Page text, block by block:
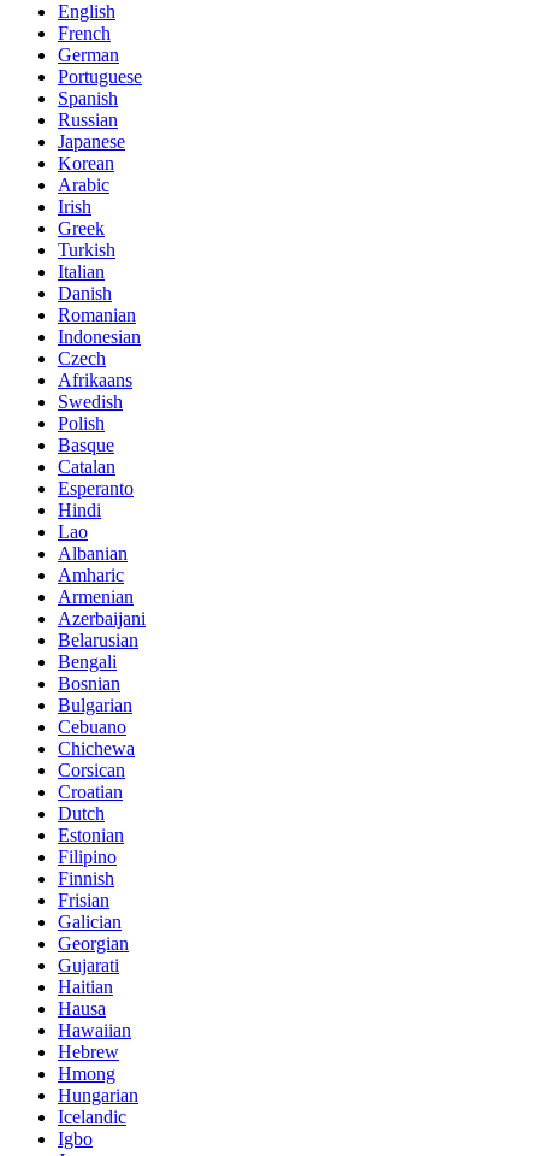
English
French
German
Portuguese
Spanish
Russian
Japanese
Korean
Arabic
Irish
Greek
Turkish
Italian
Danish
Romanian
Indonesian
Czech
Afrikaans
Swedish
Polish
Basque
Catalan
Esperanto
Hindi
Lao
Albanian
Amharic
Armenian
Azerbaijani
Belarusian
Bengali
Bosnian
Bulgarian
Cebuano
Chichewa
Corsican
Croatian
Dutch
Estonian
Filipino
Finnish
Frisian
Galician
Georgian
Gujarati
Haitian
Hausa
Hawaiian
Hebrew
Hmong
Hungarian
Icelandic
Igbo